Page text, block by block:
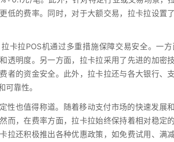
低的费率。同时，对于大额交易，拉卡拉设置
卡拉POS机通过多重措施保障交易安全。一
透明度。另一方面，拉卡拉采用了先进的加密
者的资金安全。此外，拉卡拉还与各大银行、
可靠性。
性也值得称道。随着移动支付市场的快速发展
而，在费率方面，拉卡拉始终保持着相对稳定
拉还积极推出各种优惠政策，如免费试用、满